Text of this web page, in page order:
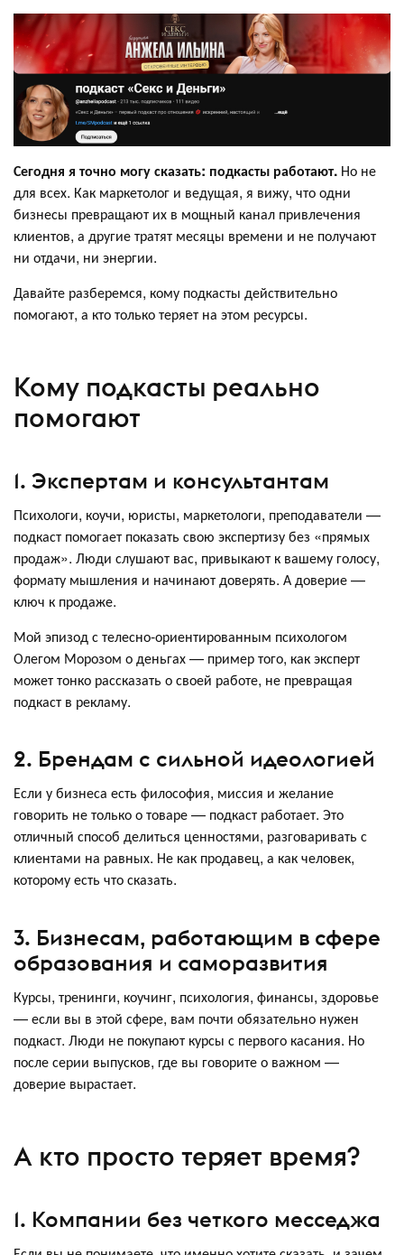
Сегодня я точно могу сказать: подкасты работают. Но не
для всех. Как маркетолог и ведущая, я вижу, что одни
бизнесы превращают их в мощный канал привлечения
клиентов, а другие тратят месяцы времени и не получают
ни отдачи, ни энергии.
Давайте разберемся, кому подкасты действительно
помогают, а кто только теряет на этом ресурсы.
Кому подкасты реально
помогают
1. Экспертам и консультантам
Психологи, коучи, юристы, маркетологи, преподаватели —
подкаст помогает показать свою экспертизу без «прямых
продаж». Люди слушают вас, привыкают к вашему голосу,
формату мышления и начинают доверять. А доверие —
ключ к продаже.
Мой эпизод с телесно-ориентированным психологом
Олегом Морозом о деньгах — пример того, как эксперт
может тонко рассказать о своей работе, не превращая
подкаст в рекламу.
2. Брендам с сильной идеологией
Если у бизнеса есть философия, миссия и желание
говорить не только о товаре — подкаст работает. Это
отличный способ делиться ценностями, разговаривать с
клиентами на равных. Не как продавец, а как человек,
которому есть что сказать.
3. Бизнесам, работающим в сфере
образования и саморазвития
Курсы, тренинги, коучинг, психология, финансы, здоровье
— если вы в этой сфере, вам почти обязательно нужен
подкаст. Люди не покупают курсы с первого касания. Но
после серии выпусков, где вы говорите о важном —
доверие вырастает.
А кто просто теряет время?
1. Компании без четкого месседжа